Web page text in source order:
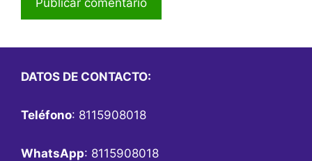
DATOS DE CONTACTO:
Teléfono: 8115908018
WhatsApp: 8115908018